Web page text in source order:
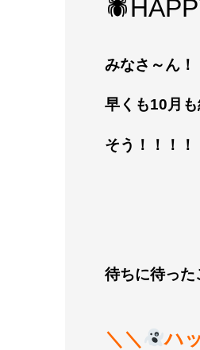
みなさ～ん！
早くも10月
そう！！！！
待ちに待っ
＼＼ ハ